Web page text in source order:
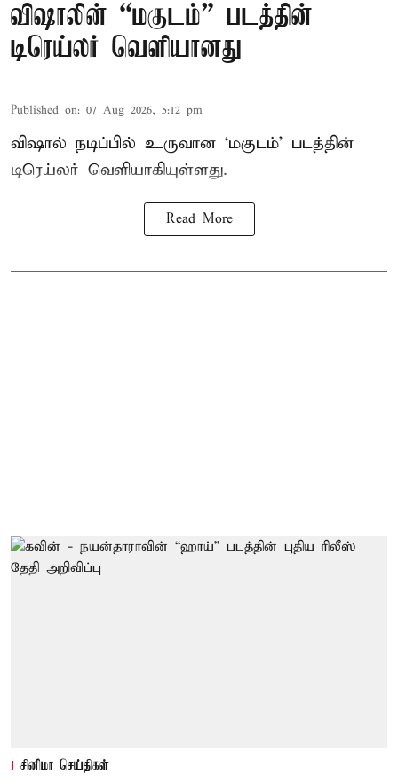
விஷாலின் “மகுடம்” படத்தின்
டிரெய்லர் வெளியானது
Published on: 07 Aug 2026, 5:12 pm
விஷால் நடிப்பில் உருவான ‘மகுடம்’ படத்தின்
டிரெய்லர் வெளியாகியுள்ளது.
Read More
சினிமா செய்திகள்